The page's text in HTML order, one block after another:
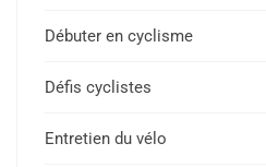
Débuter en cyclisme
Défis cyclistes
Entretien du vélo